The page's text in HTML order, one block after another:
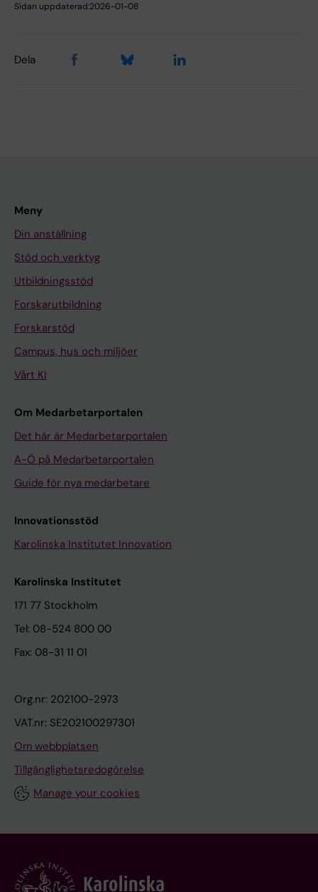
Sidan uppdaterad:2026-01-08
Dela
Meny
Din anställning
Stöd och verktyg
Utbildningsstöd
Forskarutbildning
Forskarstöd
Campus, hus och miljöer
Vårt KI
Om Medarbetarportalen
Det här är Medarbetarportalen
A-Ö på Medarbetarportalen
Guide för nya medarbetare
Innovationsstöd
Karolinska Institutet Innovation
Karolinska Institutet
171 77 Stockholm
Tel: 08-524 800 00
Fax: 08-31 11 01
Org.nr: 202100-2973
VAT.nr: SE202100297301
Om webbplatsen
Tillgänglighetsredogörelse
Manage your cookies